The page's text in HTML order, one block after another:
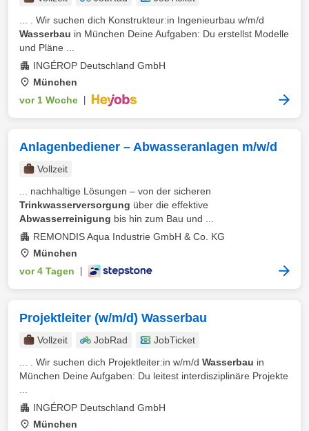
... . Wir suchen dich Konstrukteur:in Ingenieurbau w/m/d
Wasserbau in München Deine Aufgaben: Du erstellst Modelle
und Pläne ...
INGÉROP Deutschland GmbH
München
vor 1 Woche
Anlagenbediener – Abwasseranlagen m/w/d
Vollzeit
... nachhaltige Lösungen – von der sicheren
Trinkwasserversorgung über die effektive
Abwasserreinigung bis hin zum Bau und ...
REMONDIS Aqua Industrie GmbH & Co. KG
München
vor 4 Tagen
Projektleiter (w/m/d) Wasserbau
Vollzeit JobRad
JobTicket
... . Wir suchen dich Projektleiter:in w/m/d Wasserbau in
München Deine Aufgaben: Du leitest interdisziplinäre Projekte
INGÉROP Deutschland GmbH
München